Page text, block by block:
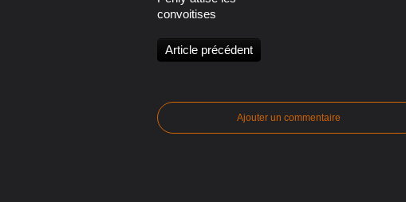
convoitises
Article précédent
Ajouter un commentaire